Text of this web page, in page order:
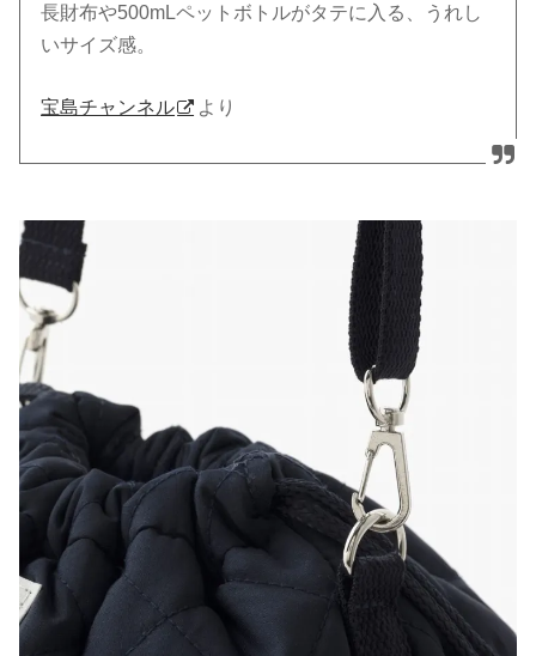
長財布や500mLペットボトルがタテに入る、うれし
いサイズ感。
宝島チャンネル より